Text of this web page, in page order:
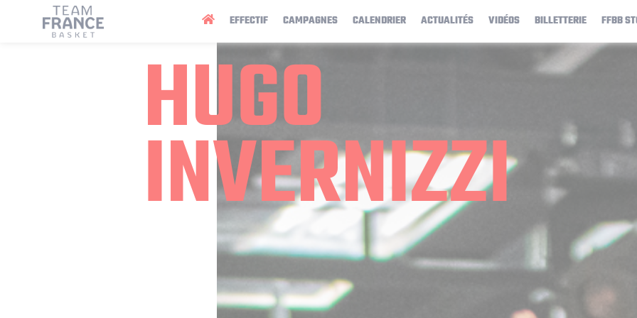
EFFECTIF CAMPAGNES CALENDRIER ACTUALITÉS VIDÉOS BILLETTERIE FFBB
HUGO
INVERNIZZI
Panneau de gestion des cookies